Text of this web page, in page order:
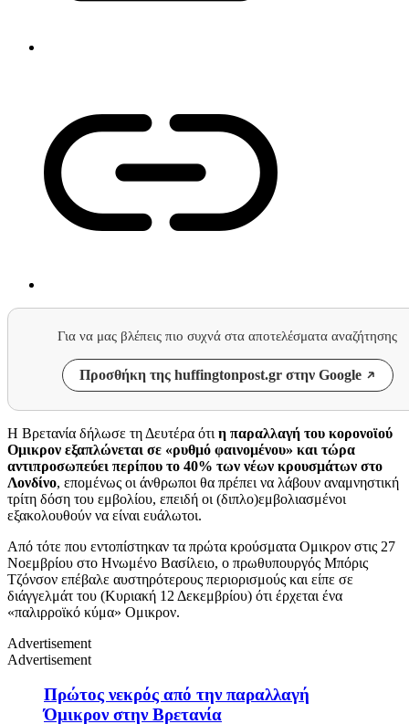
Για να μας βλέπεις πιο συχνά στα αποτελέσματα αναζήτησης
Προσθήκη της huffingtonpost.gr στην Google
Η Βρετανία δήλωσε τη Δευτέρα ότι η παραλλαγή του κορονοϊού
Ομικρον εξαπλώνεται σε «ρυθμό φαινομένου» και τώρα
αντιπροσωπεύει περίπου το 40% των νέων κρουσμάτων στο
Λονδίνο, επομένως οι άνθρωποι θα πρέπει να λάβουν αναμνηστική
τρίτη δόση του εμβολίου, επειδή οι (διπλο)εμβολιασμένοι
εξακολουθούν να είναι ευάλωτοι.
Από τότε που εντοπίστηκαν τα πρώτα κρούσματα Ομικρον στις 27
Νοεμβρίου στο Ηνωμένο Βασίλειο, ο πρωθυπουργός Μπόρις
Τζόνσον επέβαλε αυστηρότερους περιορισμούς και είπε σε
διάγγελμάτ του (Κυριακή 12 Δεκεμβρίου) ότι έρχεται ένα
«παλιρροϊκό κύμα» Ομικρον.
Advertisement
Advertisement
Πρώτος νεκρός από την παραλλαγή
Όμικρον στην Βρετανία